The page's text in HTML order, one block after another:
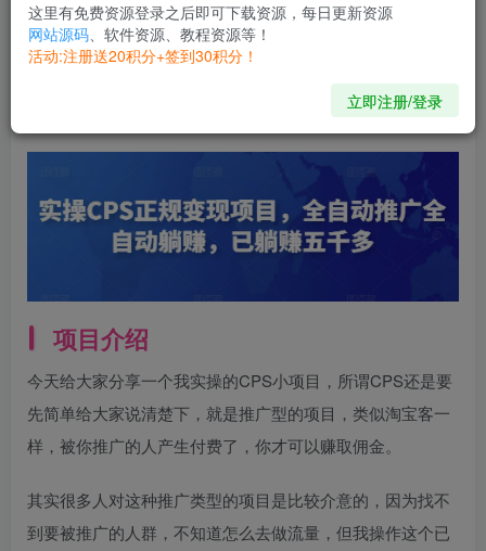
Flat rich prosperous time in vain to develop a group of
coward, hardship is the mother of strong forever.
平富足的盛世徒然养成一批懦夫，困苦永远是坚强之母
项目介绍
今天给大家分享一个我实操的CPS小项目，所谓CPS还是要
先简单给大家说清楚下，就是推广型的项目，类似淘宝客一
样，被你推广的人产生付费了，你才可以赚取佣金。
其实很多人对这种推广类型的项目是比较介意的，因为找不
到要被推广的人群，不知道怎么去做流量，但我操作这个已
这里有免费资源登录之后即可下载资源，每日更新资源
网站源码、软件资源、教程资源等！
活动:注册送20积分+签到30积分！
立即注册/登录